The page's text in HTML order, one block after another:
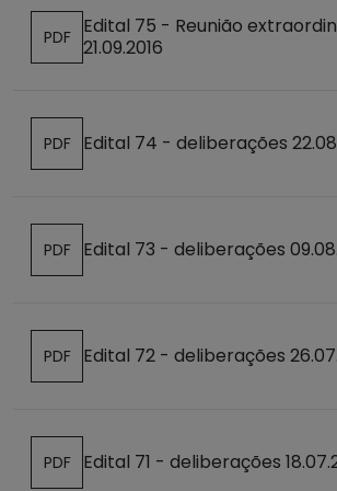
Abre num novo separador
PDF
Edital 75 - Reunião
21.09.2016
Abre num novo separador
PDF Edital 74 - deliberações
Abre num novo separador
PDF Edital 73 - deliberações
Abre num novo separador
PDF Edital 72 - deliberações
Abre num novo separador
PDF Edital 71 - deliberações